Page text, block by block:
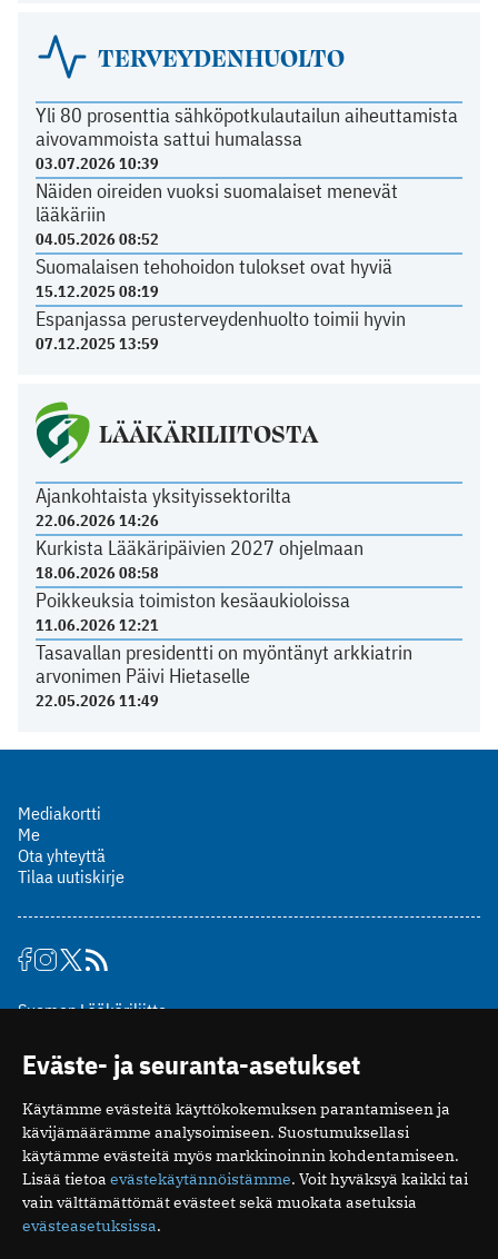
TERVEYDENHUOLTO
Yli 80 prosenttia sähköpotkulautailun aiheuttamista
aivovammoista sattui humalassa
03.07.2026 10:39
Näiden oireiden vuoksi suomalaiset menevät
lääkäriin
04.05.2026 08:52
Suomalaisen tehohoidon tulokset ovat hyviä
15.12.2025 08:19
Espanjassa perusterveydenhuolto toimii hyvin
07.12.2025 13:59
LÄÄKÄRILIITOSTA
Ajankohtaista yksityissektorilta
22.06.2026 14:26
Kurkista Lääkäripäivien 2027 ohjelmaan
18.06.2026 08:58
Poikkeuksia toimiston kesäaukioloissa
11.06.2026 12:21
Tasavallan presidentti on myöntänyt arkkiatrin
arvonimen Päivi Hietaselle
22.05.2026 11:49
Mediakortti
Me
Ota yhteyttä
Tilaa uutiskirje
Suomen Lääkäriliitto
00510 Helsinki
puh. (09) 393 091
toimitus@potilaanlaakarilehti.fi
ISSN 2323-9476
Eväste- ja seuranta-asetukset
Käytämme evästeitä käyttökokemuksen parantamiseen ja
kävijämäärämme analysoimiseen. Suostumuksellasi
käytämme evästeitä myös markkinoinnin kohdentamiseen.
Lisää tietoa evästekäytännöistämme. Voit hyväksyä kaikki tai
vain välttämättömät evästeet sekä muokata asetuksia
evästeasetuksissa.